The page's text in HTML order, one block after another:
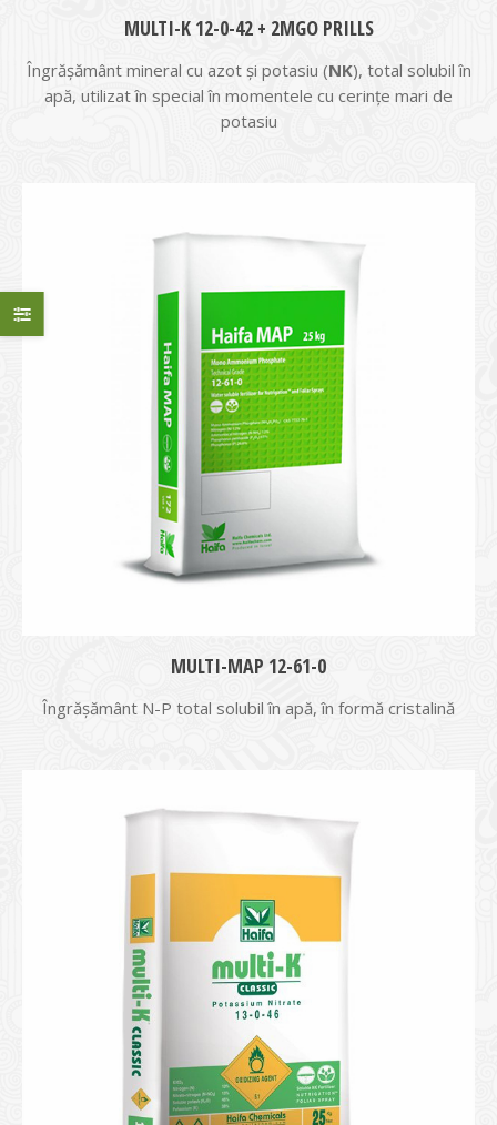
MULTI-K 12-0-42 + 2MGO PRILLS
Îngrășământ mineral cu azot şi potasiu (NK), total solubil în
apă, utilizat în special în momentele cu cerinţe mari de
potasiu
MULTI-MAP 12-61-0
Îngrășământ N-P total solubil în apă, în formă cristalină